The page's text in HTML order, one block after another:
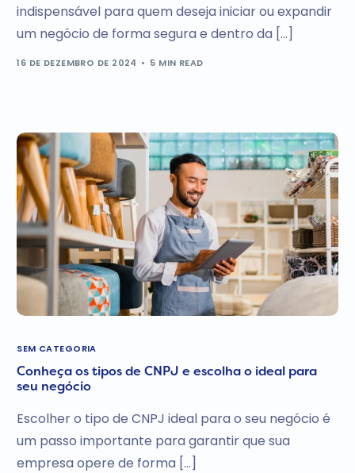
indispensável para quem deseja iniciar ou expandir
um negócio de forma segura e dentro da […]
16 DE DEZEMBRO DE 2024 5 MIN READ
SEM CATEGORIA
Conheça os tipos de CNPJ e escolha o ideal para
seu negócio
Escolher o tipo de CNPJ ideal para o seu negócio é
um passo importante para garantir que sua
empresa opere de forma […]